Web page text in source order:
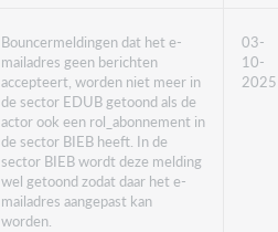
Bouncermeldingen dat het e-
mailadres geen berichten
accepteert, worden niet meer in
de sector EDUB getoond als de
actor ook een rol_abonnement in
de sector BIEB heeft. In de
sector BIEB wordt deze melding
wel getoond zodat daar het e-
mailadres aangepast kan
worden.
03-
10-
2025